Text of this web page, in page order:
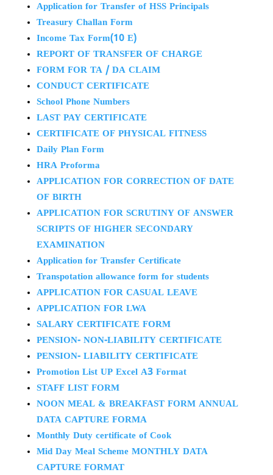
Application for Transfer of HSS Principals
Treasury Challan Form
Income Tax Form(10 E)
REPORT OF TRANSFER OF CHARGE
FORM FOR TA / DA CLAIM
CONDUCT CERTIFICATE
School Phone Numbers
LAST PAY CERTIFICATE
CERTIFICATE OF PHYSICAL FITNESS
Daily Plan Form
HRA Proforma
APPLICATION FOR CORRECTION OF DATE
OF BIRTH
APPLICATION FOR SCRUTINY OF ANSWER
SCRIPTS OF HIGHER SECONDARY
EXAMINATION
Application for Transfer Certificate
Transpotation allowance form for students
APPLICATION FOR CASUAL LEAVE
APPLICATION FOR LWA
SALARY CERTIFICATE FORM
PENSION- NON-LIABILITY CERTIFICATE
PENSION- LIABILITY CERTIFICATE
Promotion List UP Excel A3 Format
STAFF LIST FORM
NOON MEAL & BREAKFAST FORM ANNUAL
DATA CAPTURE FORMA
Monthly Duty certificate of Cook
Mid Day Meal Scheme MONTHLY DATA
CAPTURE FORMAT